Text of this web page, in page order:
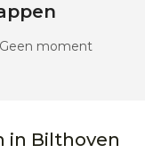
moment
in Bilthoven